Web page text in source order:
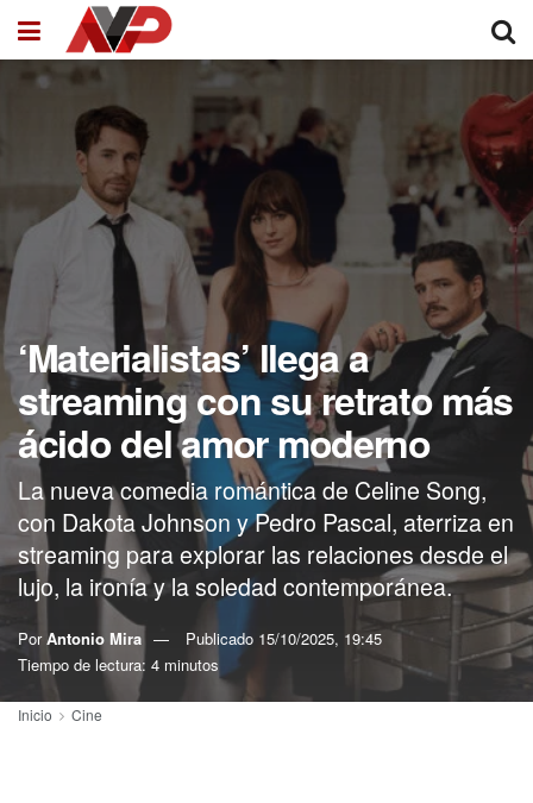
‘Materialistas’ llega a
streaming con su retrato más
ácido del amor moderno
La nueva comedia romántica de Celine Song,
con Dakota Johnson y Pedro Pascal, aterriza en
streaming para explorar las relaciones desde el
lujo, la ironía y la soledad contemporánea.
Por Antonio Mira Publicado 15/10/2025, 19:45
Tiempo de lectura: 4 minutos
Inicio Cine